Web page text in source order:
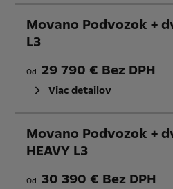
Movano Podvozok +
L3
Od 29 790 € Bez DPH
Viac detailov
Movano Podvozok +
HEAVY L3
Od 30 390 € Bez DPH